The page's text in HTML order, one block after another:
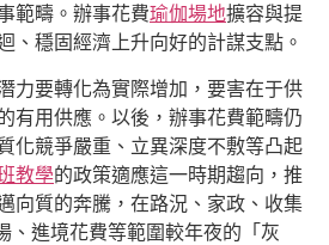
範疇。辦事花費瑜伽場地擴容與提
、穩固經濟上升向好的計謀支點。
力要轉化為實際增加，要害在于供
有用供應。以後，辦事花費範疇仍
化競爭嚴重、立異深度不敷等凸起
教學的政策適應這一時期趨向，推
向質的奔騰，在路況、家政、收集
、進境花費等範圍較年夜的「灰